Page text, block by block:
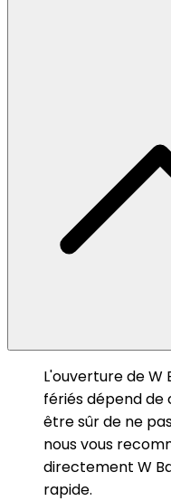
L'ouverture de
fériés dépend de
être sûr de ne
nous vous
directement W
rapide.